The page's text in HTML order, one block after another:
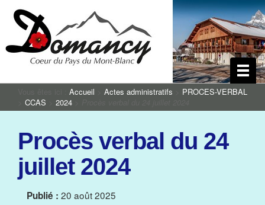
Accueil Actes administratifs
PROCES-VERBAL
CCAS 2024
Procès verbal du 24
juillet 2024
Publié : 20 août 2025